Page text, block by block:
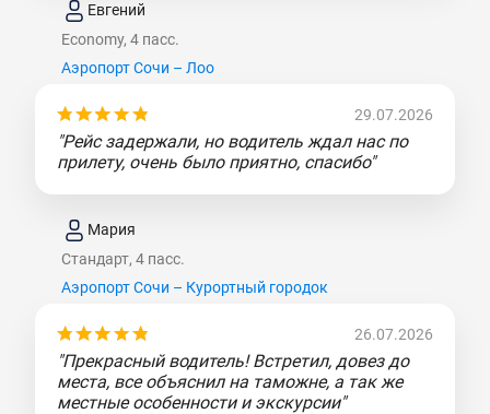
Евгений
Economy, 4 пасс.
Аэропорт Сочи – Лоо
29.07.2026
"Рейс задержали, но водитель ждал нас по
прилету, очень было приятно, спасибо"
Мария
Стандарт, 4 пасс.
Аэропорт Сочи – Курортный городок
26.07.2026
"Прекрасный водитель! Встретил, довез до
места, все объяснил на таможне, а так же
местные особенности и экскурсии"